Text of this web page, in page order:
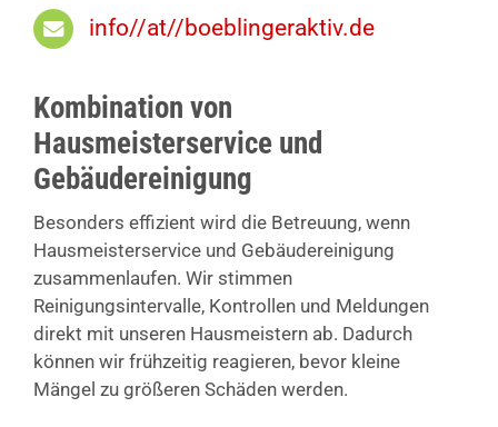
info//at//boeblingeraktiv.de
Kombination von
Hausmeisterservice und
Gebäudereinigung
Besonders effizient wird die Betreuung, wenn
Hausmeisterservice und Gebäudereinigung
zusammenlaufen. Wir stimmen
Reinigungsintervalle, Kontrollen und Meldungen
direkt mit unseren Hausmeistern ab. Dadurch
können wir frühzeitig reagieren, bevor kleine
Mängel zu größeren Schäden werden.